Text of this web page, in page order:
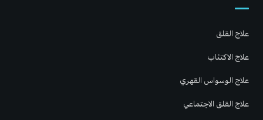
علاج القلق
علاج الاكتئاب
علاج الوسواس القهري
علاج القلق الاجتماعي